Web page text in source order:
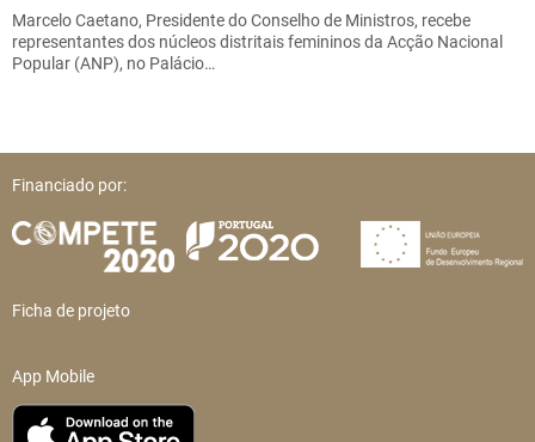
Marcelo Caetano, Presidente do Conselho de Ministros, recebe
representantes dos núcleos distritais femininos da Acção Nacional
Popular (ANP), no Palácio…
Financiado por:
Ficha de projeto
App Mobile